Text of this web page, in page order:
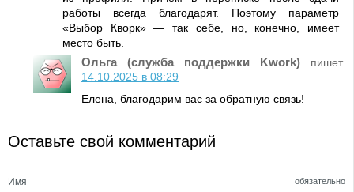
работы всегда благодарят. Поэтому параметр
«Выбор Кворк» — так себе, но, конечно, имеет
место быть.
Ольга (служба поддержки Kwork) пишет
14.10.2025 в 08:29
Елена, благодарим вас за обратную связь!
Оставьте свой комментарий
Имя обязательно